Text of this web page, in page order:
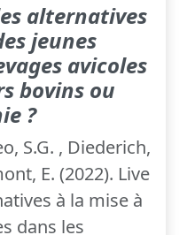
alternatives
jeunes
avicoles
bovins ou
?
S.G. , Diederich,
E. (2022). Live
à la mise à
dans les